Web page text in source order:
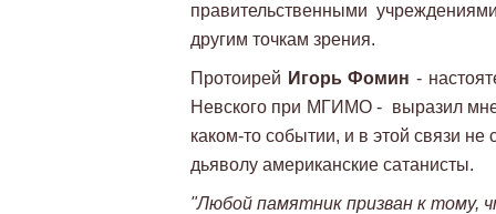
правительственными
другим точкам зрения.
Протоирей Игорь Фомин -
Невского при МГИМО - выразил
каком-то событии, и в этой связи
дьяволу американские сатанисты.
"Любой памятник призван к тому,